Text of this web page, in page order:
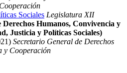
Sociales Legislatura XII
Derechos Humanos, Convivencia y
Justicia y Políticas Sociales)
Secretario General de Derechos
y Cooperación